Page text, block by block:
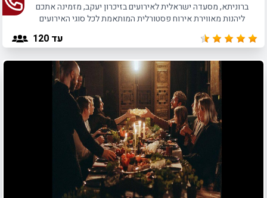
ברוניתא, מסעדה ישראלית לאירועים בזיכרון יעקב, מזמינה אתכם
ליהנות מאווירת אירוח פסטורלית המותאמת לכל סוגי האירועים
עד 120